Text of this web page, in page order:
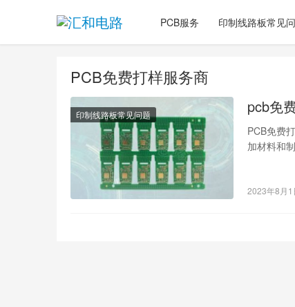
PCB服务 印制线路板常见
PCB免费打样服务商
印制线路板常见问题 pcb免
PCB免费
加材料和
2023年8月1